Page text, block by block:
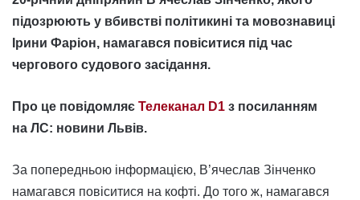
підозрюють у вбивстві політикині та мовознавиці
Ірини Фаріон, намагався повіситися під час
чергового судового засідання.
Про це повідомляє Телеканал D1 з посиланням
на ЛС: новини Львів.
За попередньою інформацією, В’ячеслав Зінченко
намагався повіситися на кофті. До того ж, намагався